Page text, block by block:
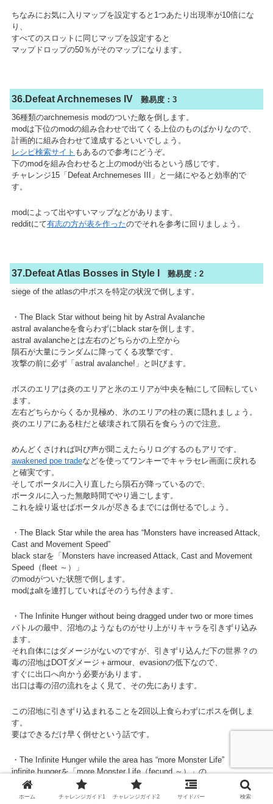
ちなみにお気に入りマップを設定すると1つあたり出現率が10倍にな
り、
すべてのスロットに同じマップを設定すると
マップドロップの50％がそのマップになります。
36.Defeat Archnemeses IV 難易度：3
36種類のarchnemesis modのついた敵を倒します。
modは下位のmodの組み合わせで出てくる上位のものばかりなので、
計画的に組み合わせて達成するといいでしょう。
レシピ検索サイト もあるので参考にどうぞ。
下のmodを組み合わせると上のmodが出るという感じです。
チャレンジ15「Defeat Archnemeses III」と一緒にやると効率的で
す。
modによって出やすいマップなどがあります。
redditにて有志の方が表を作ったのでそれを参考に回りましょう。
37.Defeat Atlas Bosses in Style I
難易度：2
siege of the atlasの中ボスを特定の状況で倒します。
・The Black Star without being hit by Astral Avalanche
astral avalancheを食らわずにblack starを倒します。
astral avalancheとは左右のどちらかの上空から
隕石が大量にランダムに降ってくる攻撃です。
攻撃の前に必ず「astral avalanche!」と叫びます。
ボスのエリアは炎のエリアと氷のエリアが中央を軸にして回転してい
ます。
左右どちらからくるか見極め、氷のエリアの柱の裏に隠れましょう。
炎のエリアにある柱だと破壊されて隕石を食らうので注意。
めんどくさければ叫び声が聞こえたらリログするのもアリです。
awakened poe tradeなどを使ってワンキーでキャラセレ画面に戻れる
と確実です。
そしてポータルに入り直したら隕石が降っているので、
ポータルに入った無敵時間でやり過ごします。
これを繰り返せばポータルが尽きるまでには倒せるでしょう。
・The Black Star while the area has “Monsters have increased Attack,
Cast and Movement Speed”
black starを「Monsters have increased Attack, Cast and Movement
Speed（fleet ～）」
のmodがついた状態で倒します。
modはaltを連打していればそのうち付きます。
・The Infinite Hunger without being dragged under two or more times
バトルの最中、沼地のようなものがせり上がりキャラを引きずり込み
ます。
それ自体にはダメージがないのですが、引きずり込んだ下の世界？の
毒の沼地はDOTダメージ＋armour、evasionの低下なので、
すぐに出口へ向かう必要があります。
出口は毒の沼の流れをよく見て、その先にあります。
この沼地に引きずり込まれることを2回以上食らわずにボスを倒しま
す。
要はできるだけ早く倒せという話です。
・The Infinite Hunger while the area has “more Monster Life”
infinite hungerを「more Monster Life（fecund ～）」の
modがついた状態で倒します。
modはaltを連打していればそのうち付きます。
ホーム チャレンジガイド1 チャレンジガイド2 サイドバー 検索